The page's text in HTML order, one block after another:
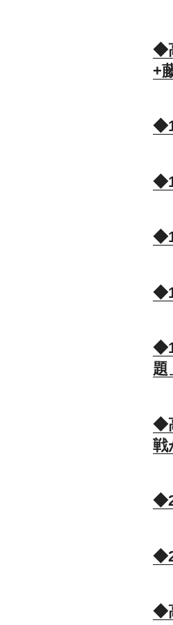
◆
+
題
◆
戦
◆